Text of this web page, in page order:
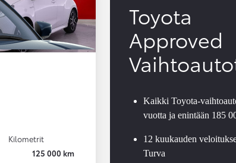
Kilometrit
125 000 km
Toyota
Approved
Kaikki Toyota-
vuotta ja enintään 185
12 kuukauden
Turva